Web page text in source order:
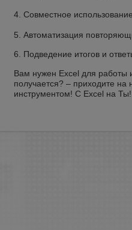
4. Совместное
5. Автоматизация
6. Подведение итогов и
Вам нужен Excel для работы
получается? – приходите на
инструментом! С Excel на